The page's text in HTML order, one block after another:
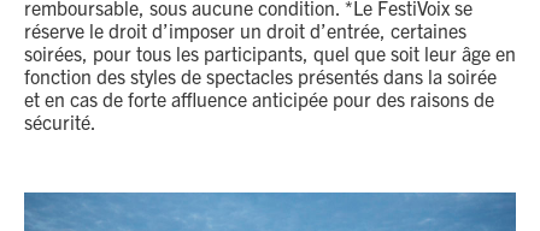
remboursable, sous aucune condition. *Le FestiVoix se
réserve le droit d’imposer un droit d’entrée, certaines
soirées, pour tous les participants, quel que soit leur âge en
fonction des styles de spectacles présentés dans la soirée
et en cas de forte affluence anticipée pour des raisons de
sécurité.